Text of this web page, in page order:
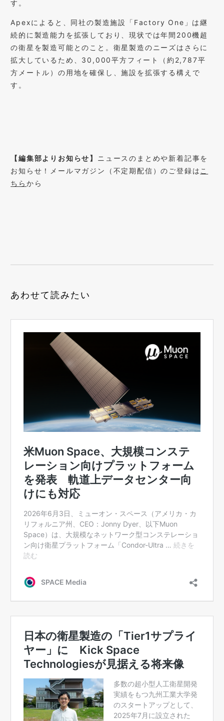
す。
Apexによると、同社の製造施設「Factory One」は継
続的に製造能力を拡張しており、現状では年間200機超
の衛星を製造可能とのこと。衛星製造のニーズはさらに
拡大しているため、30,000平方フィート（約2,787平
方メートル）の用地を確保し、施設を拡張する構えで
す。
【編集部よりお知らせ】
ニュースのまとめや新着記事を
お知らせ！メールマガジン（不定期配信）のご登録は こ
ちら から
あわせて読みたい